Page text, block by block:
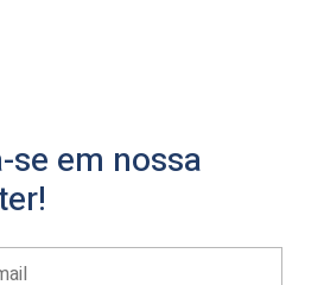
se em nossa